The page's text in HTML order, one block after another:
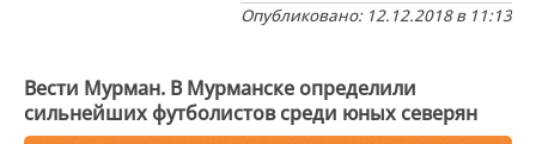
Опубликовано: 12.12.2018 в 11:13
Вести Мурман. В Мурманске определили
сильнейших футболистов среди юных северян